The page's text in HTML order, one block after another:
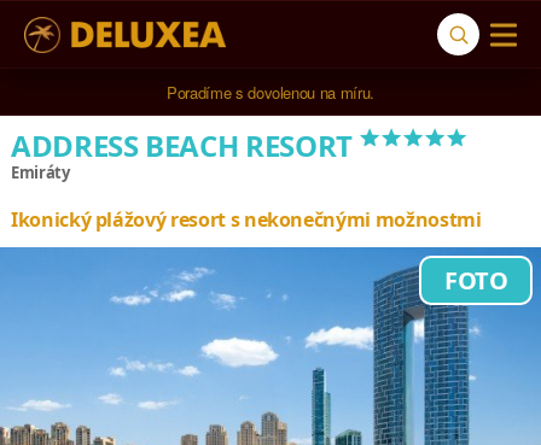
Poradíme s dovolenou na míru.
5* cestovní kancelář na luxusní dovolenou od 100.000 Kč.
ADDRESS BEACH RESORT*****
Emiráty
Ikonický plážový resort s nekonečnými možnostmi
FOTO